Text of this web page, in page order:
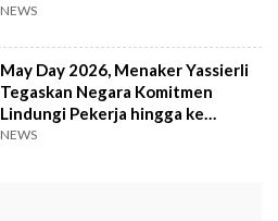
NEWS
May Day 2026, Menaker Yassierli
Tegaskan Negara Komitmen
Lindungi Pekerja hingga ke
Tengah Laut
NEWS